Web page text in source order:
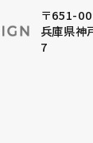
〒651-
兵庫県神
7